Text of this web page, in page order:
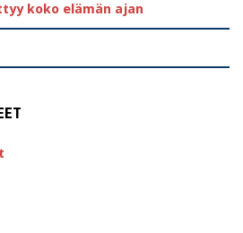
koko elämän ajan